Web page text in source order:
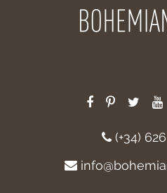
(+34)